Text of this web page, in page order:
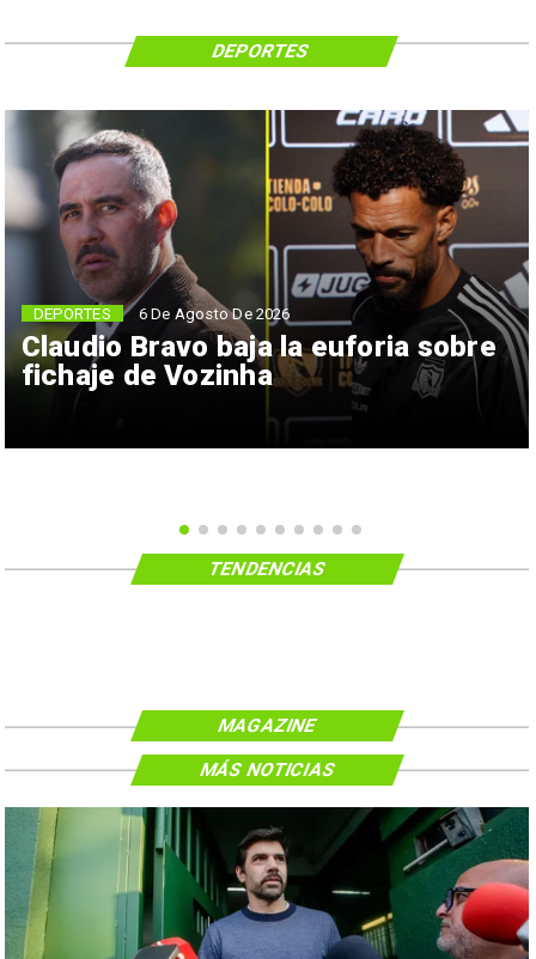
Claudio Bravo baja la euforia sobre
fichaje de Vozinha
DEPORTES 6 De Agosto De 2026
DEPORTES
TENDENCIAS
MAGAZINE
MÁS NOTICIAS